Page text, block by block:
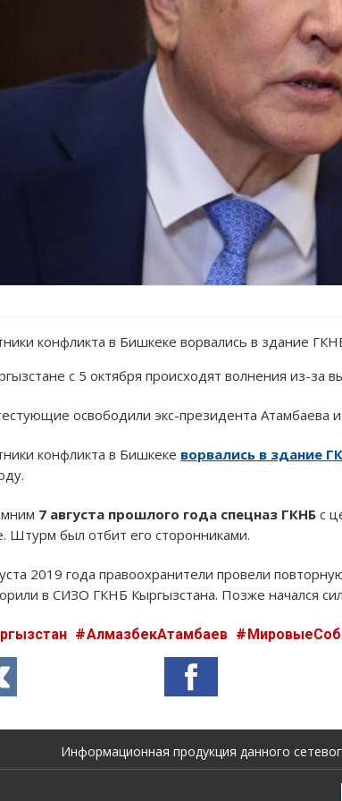
конфликта в Бишкеке ворвались в здание
с 5 октября происходят волнения из-за
освободили экс-президента Атамбаева
конфликта в Бишкеке ворвались в здание
7 августа прошлого года спецназ ГКНБ с
Штурм был отбит его сторонниками.
2019 года правоохранители провели
в СИЗО ГКНБ Кыргызстана. Позже начался
АлмазбекАтамбаев
Информационная продукция данного